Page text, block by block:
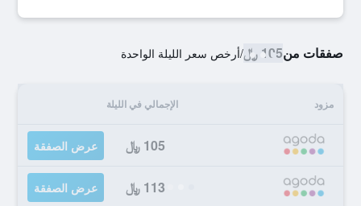
صفقات من105 ﷼ /أرخص سعر الليلة الواحدة
مزود الإجمالي في الليلة
105 ﷼ عرض الصفقة
113 ﷼ عرض الصفقة